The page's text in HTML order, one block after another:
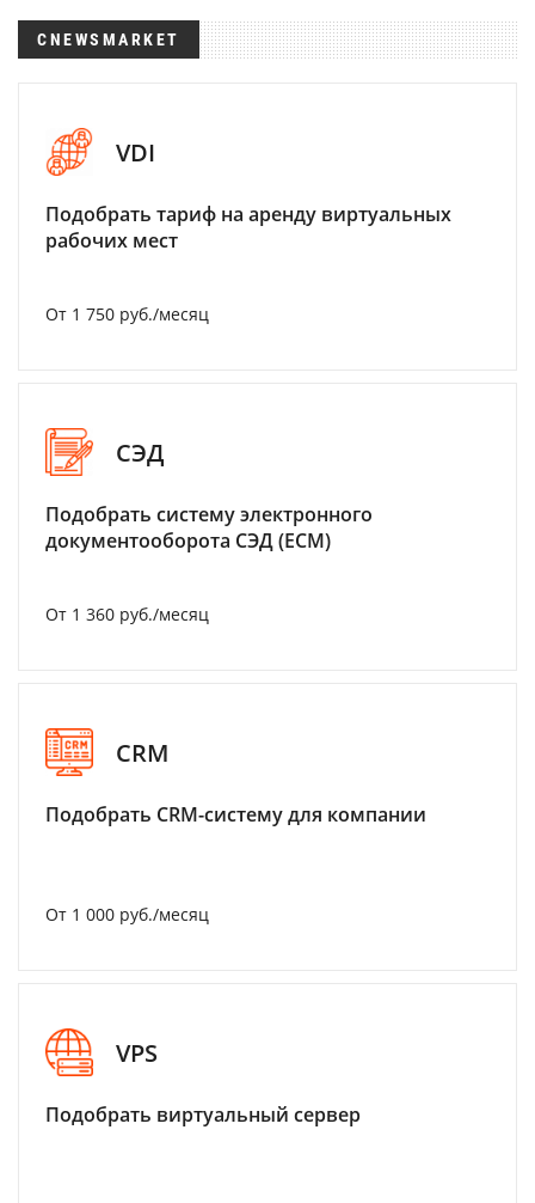
CNEWSMARKET
VDI
Подобрать тариф на аренду виртуальных
рабочих мест
От 1 750 руб./месяц
СЭД
Подобрать систему электронного
документооборота СЭД (ECM)
От 1 360 руб./месяц
CRM
Подобрать CRM-систему для компании
От 1 000 руб./месяц
VPS
Подобрать виртуальный сервер